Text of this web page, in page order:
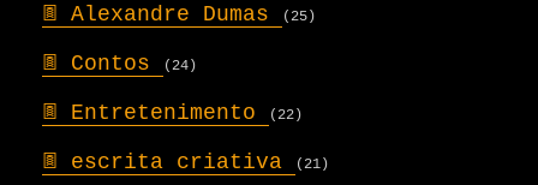
𖣍 Alexandre Dumas (25)
𖣍 Contos (24)
𖣍 Entretenimento (22)
𖣍 escrita criativa (21)